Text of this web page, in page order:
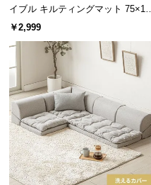
イブル キルティングマット 75×10
0cm コットン100%
￥2,999